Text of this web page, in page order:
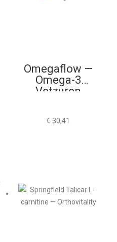
Omegaflow —
Omega-3
Vetzuren
€ 30,41